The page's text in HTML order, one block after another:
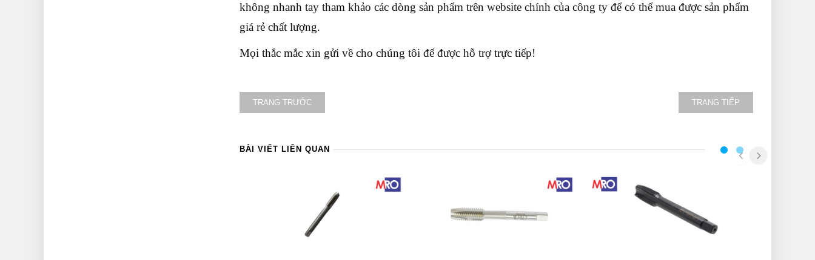
không nhanh tay tham khảo các dòng sản phẩm trên website chính của công ty để có thể mua được sản phẩm
giá rẻ chất lượng.
Mọi thắc mắc xin gửi về cho chúng tôi để được hỗ trợ trực tiếp!
TRANG TRƯỚC TRANG TIẾP
BÀI VIẾT LIÊN QUAN